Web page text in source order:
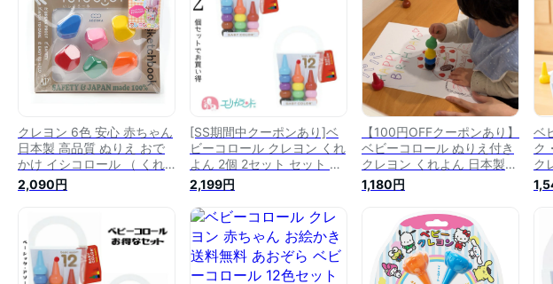
クレヨン 6色 安心 赤ちゃん
日本製 高品質 ぬりえ おで
かけ イシコロール （ くれ
よん 割れにくい 女の子 男
の子 知育玩具 プレゼント
絵かき ベビー 子供 こども
）
2,090円
[SS期間中クーポンあり]ベ
ビーコロール クレヨン くれ
よん 2個 2セット セット 日
本製 高品質 ぬりえ プレゼ
ント ギフト お祝い 御祝 ハ
ーフバースデー 12色 可愛い
かわいい オシャレ おしゃれ
女の子 男の子 お絵かき ギ
フト 贈り物 割れにくい 送
料無料
2,199円
【100円OFFクーポンあり】
ベビーコロール ぬりえ付き
クレヨン くれよん 日本製
高品質 ハーフバースデー 12
色 可愛い かわいい オシャ
レ おしゃれ 女の子 男の子
お絵かき ギフト 贈り物 割
れにくい 12color 子供 ぬり
え お絵描き 送料無料
1,180円
ベ
ク
ク
ギ
育